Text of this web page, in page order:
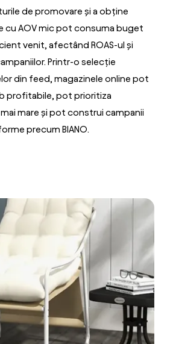
de promovare și a obține
cu AOV mic pot consuma buget
venit, afectând ROAS-ul și
Printr-o selecție
din feed, magazinele online pot
profitabile, pot prioritiza
mare și pot construi campanii
precum BIANO.